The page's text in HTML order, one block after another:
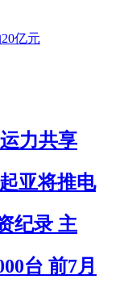
亿元
力共享
亚将推电
纪录 主
台 前7月